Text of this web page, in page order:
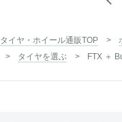
タイヤ・ホイール通販TOP
タイヤを選ぶ
FTX ＋